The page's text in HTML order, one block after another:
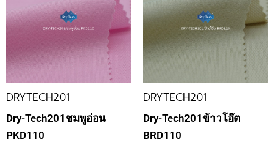
DRYTECH201
Dry-Tech201ชมพูอ่อน
PKD110
DRYTECH201
Dry-Tech201ข้าวโอ๊ต
BRD110